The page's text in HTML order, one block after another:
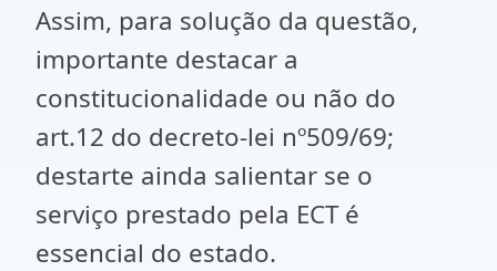
Assim, para solução da questão,
importante destacar a
constitucionalidade ou não do
art.12 do decreto-lei nº509/69;
destarte ainda salientar se o
serviço prestado pela ECT é
essencial do estado.